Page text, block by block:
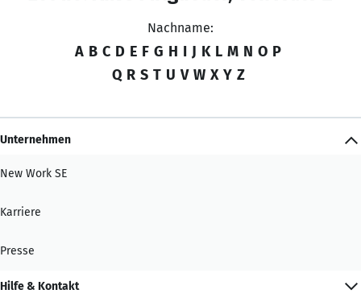
Nachname:
A B C D E F G H I J K L M N O P
Q R S T U V W X Y Z
Unternehmen
New Work SE
Karriere
Presse
Hilfe & Kontakt